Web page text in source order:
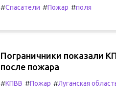
#Спасатели #Пожар #поля
Пограничники показали
после пожара
#КПВВ #Пожар #Луганская